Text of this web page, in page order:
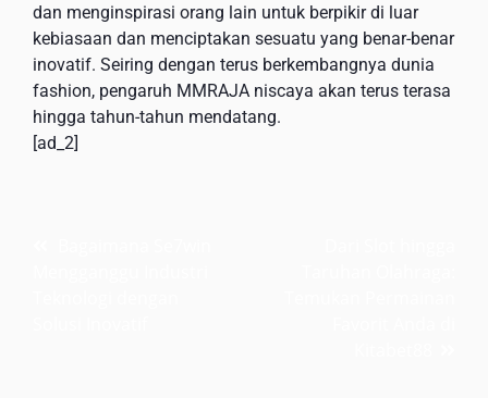
dan menginspirasi orang lain untuk berpikir di luar
kebiasaan dan menciptakan sesuatu yang benar-benar
inovatif. Seiring dengan terus berkembangnya dunia
fashion, pengaruh MMRAJA niscaya akan terus terasa
hingga tahun-tahun mendatang.
[ad_2]